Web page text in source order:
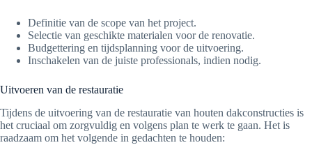
Definitie van de scope van het project.
Selectie van geschikte materialen voor de renovatie.
Budgettering en tijdsplanning voor de uitvoering.
Inschakelen van de juiste professionals, indien nodig.
Uitvoeren van de restauratie
Tijdens de uitvoering van de restauratie van houten dakconstructies is
het cruciaal om zorgvuldig en volgens plan te werk te gaan. Het is
raadzaam om het volgende in gedachten te houden: